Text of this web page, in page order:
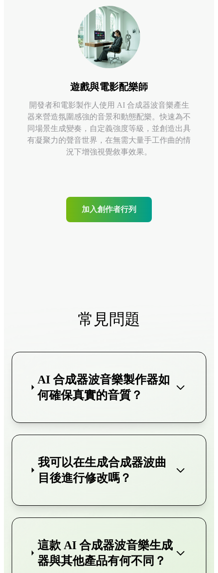
遊戲與電影配樂師
開發者和電影製作人使用 AI 合成器波音樂產生
器來營造氛圍感強的音景和動態配樂。快速為不
同場景生成變奏，自定義強度等級，並創造出具
有凝聚力的聲音世界，在無需大量手工作曲的情
況下增強視覺敘事效果。
加入創作者行列
常見問題
AI 合成器波音樂製作器如
何確保真實的音質？
我可以在生成合成器波曲
目後進行修改嗎？
這款 AI 合成器波音樂生成
器與其他產品有何不同？